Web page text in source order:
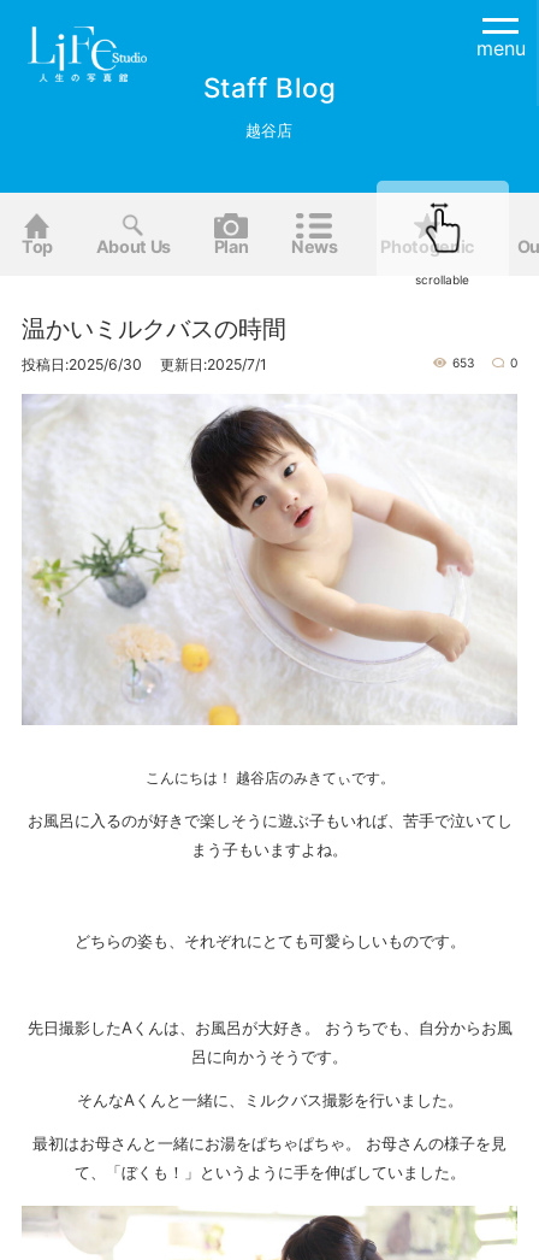
menu
Staff Blog
越谷店
Top About Us Plan News Photogenic
温かいミルクバスの時間
投稿日:2025/6/30 更新日:2025/7/1 653 0
こんにちは！ 越谷店のみきてぃです。
お風呂に入るのが好きで楽しそうに遊ぶ子もいれば、苦手で泣いてし
まう子もいますよね。
どちらの姿も、それぞれにとても可愛らしいものです。
先日撮影したAくんは、お風呂が大好き。 おうちでも、自分からお風
呂に向かうそうです。
そんなAくんと一緒に、ミルクバス撮影を行いました。
最初はお母さんと一緒にお湯をぱちゃぱちゃ。 お母さんの様子を見
て、「ぼくも！」というように手を伸ばしていました。